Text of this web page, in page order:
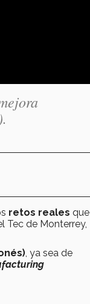
retos reales que
Tec de Monterrey,
, ya sea de